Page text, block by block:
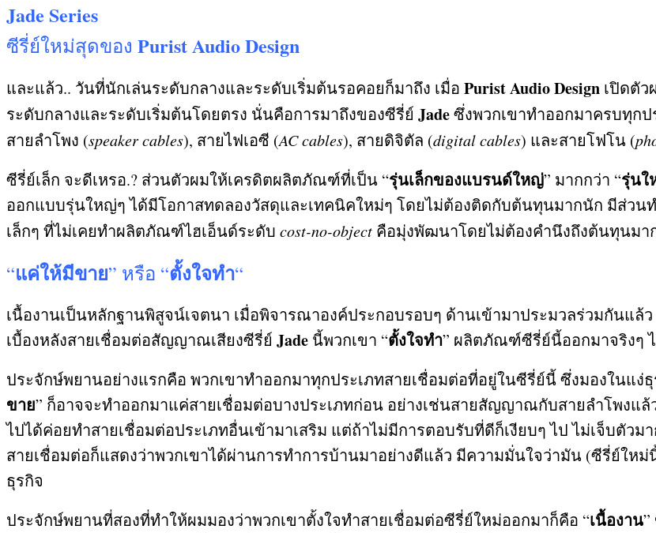
Jade Series
ซีรี่ย์ใหม่สุดของ Purist Audio Design
และแล้ว.. วันที่นักเล่นระดับกลางและระดับเริ่มต้นรอคอยก็มาถึง เมื่อ Purist Audio Design เปิดตั
ระดับกลางและระดับเริ่มต้นโดยตรง นั่นคือการมาถึงของซีรี่ย์ Jadeซึ่งพวกเขาทำออกมาครบทุก
สายลำโพง (speaker cables), สายไฟเอซี (AC cables), สายดิจิตัล (digital cables) และสายโฟโน (
ซีรี่ย์เล็ก จะดีเหรอ.? ส่วนตัวผมให้เครดิตผลิตภัณฑ์ที่เป็น “รุ่นเล็กของแบรนด์ใหญ่” มากกว่า “รุ่นใ
ออกแบบรุ่นใหญ่ๆ ได้มีโอกาสทดลองวัสดุและเทคนิคใหม่ๆ โดยไม่ต้องติดกับต้นทุนมากนัก มีส่ว
เล็กๆ ที่ไม่เคยทำผลิตภัณฑ์ไฮเอ็นด์ระดับ cost-no-object คือมุ่งพัฒนาโดยไม่ต้องคำนึงถึงต้นทุนมา
“แค่ให้มีขาย” หรือ “ตั้งใจทำ“
เนื้องานเป็นหลักฐานพิสูจน์เจตนา เมื่อพิจารณาองค์ประกอบรอบๆ ด้านเข้ามาประมวลร่วมกันแล้
เบื้องหลังสายเชื่อมต่อสัญญาณเสียงซีรี่ย์ Jade นี้พวกเขา “ตั้งใจทำ” ผลิตภัณฑ์ซีรี่ย์นี้ออกมาจริงๆ
ประจักษ์พยานอย่างแรกคือ พวกเขาทำออกมาทุกประเภทสายเชื่อมต่อที่อยู่ในซีรี่ย์นี้ ซึ่งมองในแ
ขาย” ก็อาจจะทำออกมาแค่สายเชื่อมต่อบางประเภทก่อน อย่างเช่นสายสัญญาณกับสายลำโพงแ
ไปได้ค่อยทำสายเชื่อมต่อประเภทอื่นเข้ามาเสริม แต่ถ้าไม่มีการตอบรับที่ดีก็เงียบๆ ไป ไม่เจ็บตัว
สายเชื่อมต่อก็แสดงว่าพวกเขาได้ผ่านการทำการบ้านมาอย่างดีแล้ว มีความมั่นใจว่ามัน (ซีรี่ย์ใหม่
ธุรกิจ
ประจักษ์พยานที่สองที่ทำให้ผมมองว่าพวกเขาตั้งใจทำสายเชื่อมต่อซีรี่ย์ใหม่ออกมาก็คือ “เนื้องาน”